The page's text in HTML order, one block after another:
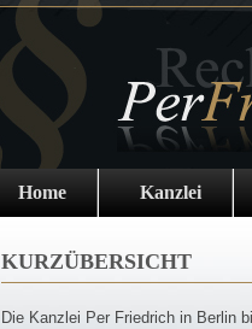
Home Kanzlei
KURZÜBERSICHT
Die Kanzlei Per Friedrich in Berlin